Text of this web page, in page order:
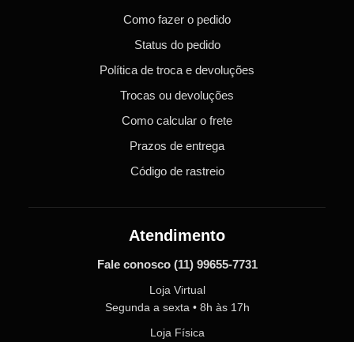
Como fazer o pedido
Status do pedido
Política de troca e devoluções
Trocas ou devoluções
Como calcular o frete
Prazos de entrega
Código de rastreio
Atendimento
Fale conosco (11) 99655-7731
Loja Virtual
Segunda a sexta • 8h às 17h
Loja Física